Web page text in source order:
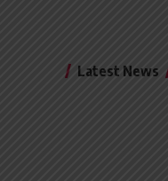
Latest News